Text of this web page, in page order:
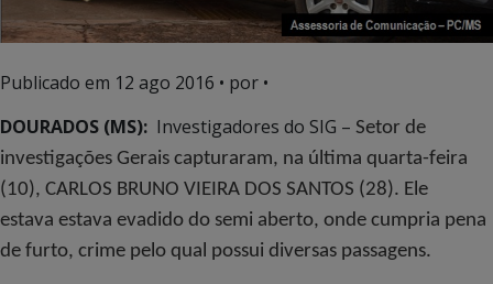
Publicado em 12 ago 2016 • por •
DOURADOS (MS): Investigadores do SIG – Setor de
investigações Gerais capturaram, na última quarta-feira
(10), CARLOS BRUNO VIEIRA DOS SANTOS (28). Ele
estava estava evadido do semi aberto, onde cumpria pena
de furto, crime pelo qual possui diversas passagens.